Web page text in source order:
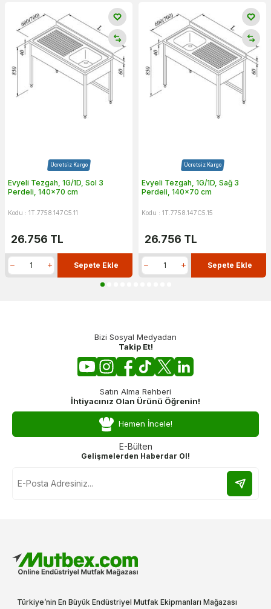
Ücretsiz Kargo
Evyeli Tezgah, 1G/1D, Sol 3
Perdeli, 140x70 cm
Kodu : 1T.7758.147C5.11
26.756 TL
Sepete Ekle
Ücretsiz Kargo
Evyeli Tezgah, 1G/1D, Sağ 3
Perdeli, 140x70 cm
Kodu : 1T.7758.147C5.15
26.756 TL
Sepete Ekle
Bizi Sosyal Medyadan
Takip Et!
Satın Alma Rehberi
İhtiyacınız Olan Ürünü Öğrenin!
Hemen İncele!
E-Bülten
Gelişmelerden Haberdar Ol!
Türkiye’nin En Büyük Endüstriyel Mutfak Ekipmanları Mağazası